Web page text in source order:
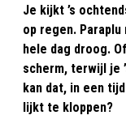
Je kijkt ’s
op regen.
hele dag droog.
scherm, terwijl je
kan dat, in een
lijkt te kloppen?